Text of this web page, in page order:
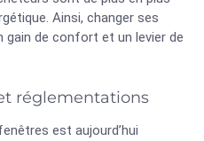
Ainsi, changer ses
de confort et un levier de
réglementations
est aujourd’hui